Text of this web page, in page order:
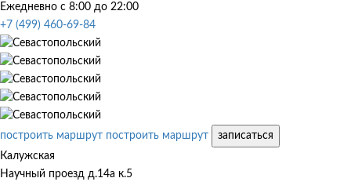
Ежедневно с 8:00 до 22:00
+7 (499) 460-69-84
построить маршрут построить маршрут
записаться
Калужская
Научный проезд д.14а к.5